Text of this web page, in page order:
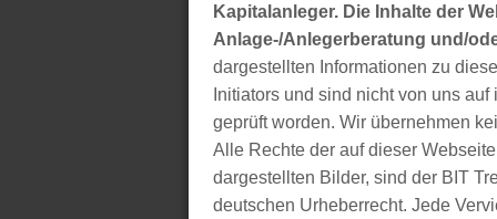
Kapitalanleger. Die Inhalte der
Anlage-/Anlegerberatung und/
dargestellten Informationen zu
Initiators und sind nicht von uns
geprüft worden. Wir übernehmen
Alle Rechte der auf dieser
dargestellten Bilder, sind der BIT
deutschen Urheberrecht. Jede